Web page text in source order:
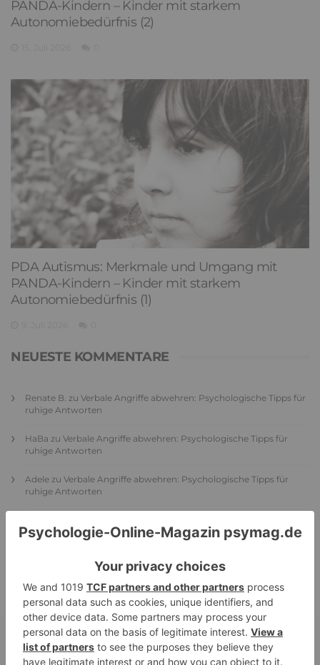
PANDA-Kindern – Kinder mit starkem
Autonomiebedürfnis (2)
PDA Autismus: Merkmale und Umgang mit
PANDA-Kindern – Kinder mit starkem
Autonomiebedürfnis (1)
NEUESTE KOMMENTARE
Renate B. zu Verbale Angriffe abwehren: Psychologische Tipps für
ruhige Antworten
HaBa zu Verbale Angriffe abwehren: Psychologische Tipps für
ruhige Antworten
Adele zu Verbale Angriffe abwehren: Psychologische Tipps für
ruhige Antworten
Belastungsstörung: Traumafolgen verständlich erklärt
Elternteil narzisstisch: So sieht dein heutiges Leben
vermutlich aus – Narzisstisch geprägte Kindheit (1)